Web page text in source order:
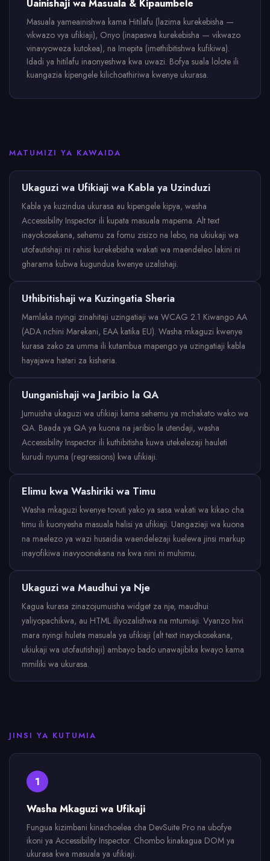
Uainishaji wa Masuala & Kipaumbele
Masuala yameainishwa kama Hitilafu (lazima kurekebisha —
vikwazo vya ufikiaji), Onyo (inapaswa kurekebisha — vikwazo
vinavyoweza kutokea), na Imepita (imethibitishwa kufikiwa).
Idadi ya hitilafu inaonyeshwa kwa uwazi. Bofya suala lolote ili
kuangazia kipengele kilichoathiriwa kwenye ukurasa.
MATUMIZI YA KAWAIDA
Ukaguzi wa Ufikiaji wa Kabla ya Uzinduzi
Kabla ya kuzindua ukurasa au kipengele kipya, washa
Accessibility Inspector ili kupata masuala mapema. Alt text
inayokosekana, sehemu za fomu zisizo na lebo, na ukiukaji wa
utofautishaji ni rahisi kurekebisha wakati wa maendeleo lakini ni
gharama kubwa kugundua kwenye uzalishaji.
Uthibitishaji wa Kuzingatia Sheria
Mamlaka nyingi zinahitaji uzingatiaji wa WCAG 2.1 Kiwango AA
(ADA nchini Marekani, EAA katika EU). Washa mkaguzi kwenye
kurasa zako za umma ili kutambua mapengo ya uzingatiaji kabla
hayajawa hatari za kisheria.
Uunganishaji wa Jaribio la QA
Jumuisha ukaguzi wa ufikiaji kama sehemu ya mchakato wako wa
QA. Baada ya QA ya kuona na jaribio la utendaji, washa
Accessibility Inspector ili kuthibitisha kuwa utekelezaji hauleti
kurudi nyuma (regressions) kwa ufikiaji.
Elimu kwa Washiriki wa Timu
Washa mkaguzi kwenye tovuti yako ya sasa wakati wa kikao cha
timu ili kuonyesha masuala halisi ya ufikiaji. Uangaziaji wa kuona
na maelezo ya wazi husaidia waendelezaji kuelewa jinsi markup
inayofikiwa inavyoonekana na kwa nini ni muhimu.
Ukaguzi wa Maudhui ya Nje
Kagua kurasa zinazojumuisha widget za nje, maudhui
yaliyopachikwa, au HTML iliyozalishwa na mtumiaji. Vyanzo hivi
mara nyingi huleta masuala ya ufikiaji (alt text inayokosekana,
ukiukaji wa utofautishaji) ambayo bado unawajibika kwayo kama
mmiliki wa ukurasa.
JINSI YA KUTUMIA
1
Washa Mkaguzi wa Ufikaji
Fungua kizimbani kinachoelea cha DevSuite Pro na ubofye
ikoni ya Accessibility Inspector. Chombo kinakagua DOM ya
ukurasa kwa masuala ya ufikiaji.